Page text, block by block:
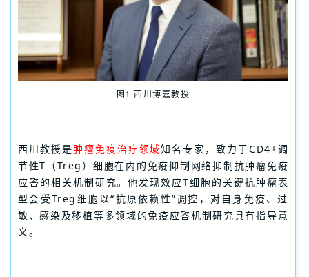
图1 西川博嘉教授
西川教授是肿瘤免疫治疗领域知名专家，致力于CD4+调
节性T（Treg）细胞在内的免疫抑制网络抑制抗肿瘤免疫
应答的相关机制研究。他发现效应T细胞的关键抗肿瘤表
型会受Treg细胞以“抗原依赖性”调控，对自身免疫、过
敏、感染及移植等多领域的免疫应答机制研究具有指导意
义。